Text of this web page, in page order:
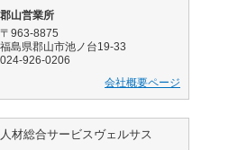
郡山営業所
〒963-8875
福島県郡山市池ノ台19-33
024-926-0206
会社概要ページ
人材総合サービスヴェルサス